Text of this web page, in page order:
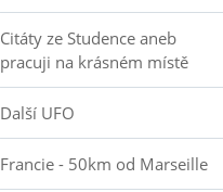
Citáty ze Studence aneb
pracuji na krásném místě
Další UFO
Francie - 50km od Marseille